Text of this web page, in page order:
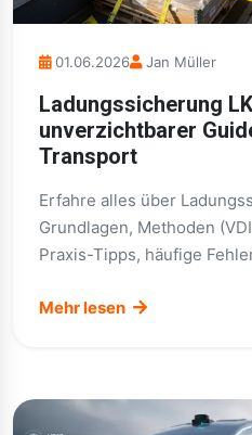
01.06.2026 Jan Müller
Ladungssicherung
unverzichtbarer
Transport
Erfahre alles über
Grundlagen, Methoden
Praxis-Tipps, häufige
Mehr lesen